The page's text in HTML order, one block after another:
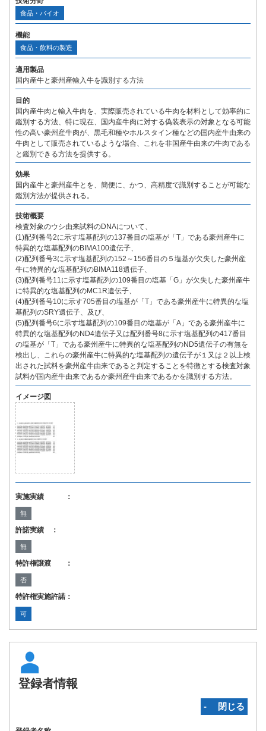
食品・バイオ
機能
食品・飲料の製造
適用製品
国内産牛と豪州産輸入牛を識別する方法
目的
国内産牛肉と輸入牛肉を、実際販売されている牛肉を材料として効率的に
鑑別する方法、特に現在、国内産牛肉に対する偽装表示の対象となる可能
性の高い豪州産牛肉が、黒毛和種やホルスタイン種などの国内産牛由来の
牛肉として販売されているような場合、これを非国産牛由来の牛肉である
と鑑別できる方法を提供する。
効果
国内産牛と豪州産牛とを、簡便に、かつ、高精度で識別することが可能な
鑑別方法が提供される。
技術概要
検査対象のウシ由来試料のDNAについて、
(1)配列番号2に示す塩基配列の137番目の塩基が「T」である豪州産牛に
特異的な塩基配列のBIMA100遺伝子、
(2)配列番号3に示す塩基配列の152～156番目の５塩基が欠失した豪州産
牛に特異的な塩基配列のBIMA118遺伝子、
(3)配列番号11に示す塩基配列の109番目の塩基「G」が欠失した豪州産牛
に特異的な塩基配列のMC1R遺伝子、
(4)配列番号10に示す705番目の塩基が「T」である豪州産牛に特異的な塩
基配列のSRY遺伝子、及び、
(5)配列番号6に示す塩基配列の109番目の塩基が「A」である豪州産牛に
特異的な塩基配列のND4遺伝子又は配列番号8に示す塩基配列の417番目
の塩基が「T」である豪州産牛に特異的な塩基配列のND5遺伝子の有無を
検出し、これらの豪州産牛に特異的な塩基配列の遺伝子が１又は２以上検
出された試料を豪州産牛由来であると判定することを特徴とする検査対象
試料が国内産牛由来であるか豪州産牛由来であるかを識別する方法。
イメージ図
実施実績 ：
無
許諾実績 ：
無
特許権譲渡 ：
否
特許権実施許諾：
可
登録者情報
‐ 閉じる